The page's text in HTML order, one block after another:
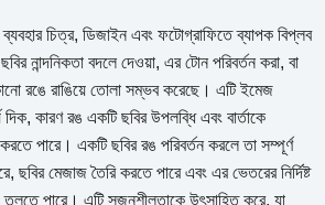
ব্যবহার চিত্র, ডিজাইন এবং ফটোগ্রাফিতে ব্যাপক বিপ্লব
নান্দনিকতা বদলে দেওয়া, এর টোন পরিবর্তন করা, বা
রঙে রাঙিয়ে তোলা সম্ভব করেছে। এটি ইমেজ
কারণ রঙ একটি ছবির উপলব্ধি এবং বার্তাকে
পারে। একটি ছবির রঙ পরিবর্তন করলে তা সম্পূর্ণ
মেজাজ তৈরি করতে পারে এবং এর ভেতরের নির্দিষ্ট
পারে। এটি সৃজনশীলতাকে উৎসাহিত করে, যা